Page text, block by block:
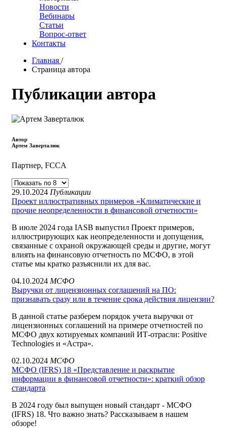
Новости
Вебинары
Статьи
Вопрос-ответ
Контакты
Главная /
Страница автора
Публикации автора
Автор
Артем Заверталюк
Партнер, FCCA
29.10.2024 Публикации
Проект иллюстративных примеров «Климатические и
прочие неопределенности в финансовой отчетности»
В июле 2024 года IASB выпустил Проект примеров,
иллюстрирующих как неопределенности и допущения,
связанные с охраной окружающей среды и другие, могут
влиять на финансовую отчетность по МСФО, в этой
статье мы кратко разъяснили их для вас.
04.10.2024 МСФО
Выручки от лицензионных соглашений на ПО:
признавать сразу или в течение срока действия лицензии?
В данной статье разберем порядок учета выручки от
лицензионных соглашений на примере отчетностей по
МСФО двух котируемых компаний ИТ-отрасли: Positive
Technologies и «Астра».
02.10.2024 МСФО
МСФО (IFRS) 18 «Представление и раскрытие
информации в финансовой отчетности»: краткий обзор
стандарта
В 2024 году был выпущен новый стандарт - МСФО
(IFRS) 18. Что важно знать? Рассказываем в нашем
обзоре!